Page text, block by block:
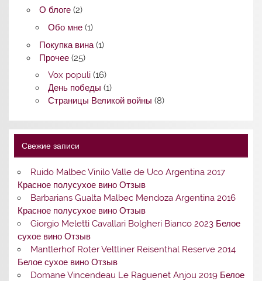
О блоге(2)
Обо мне(1)
Покупка вина(1)
Прочее(25)
Vox populi(16)
День победы (1)
Страницы Великой войны (8)
Свежие записи
Ruido Malbec Vinilo Valle de Uco Argentina 2017
Красное полусухое вино Отзыв
Barbarians Gualta Malbec Mendoza Argentina 2016
Красное полусухое вино Отзыв
Giorgio Meletti Cavallari Bolgheri Bianco 2023 Белое
сухое вино Отзыв
Mantlerhof Roter Veltliner Reisenthal Reserve 2014
Белое сухое вино Отзыв
Domane Vincendeau Le Raguenet Anjou 2019 Белое